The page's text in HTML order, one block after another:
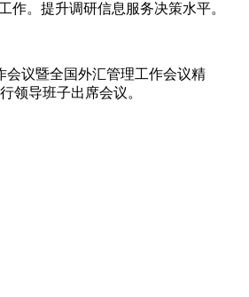
。提升调研信息服务决策水平。
会议暨全国外汇管理工作会议精
领导班子出席会议。